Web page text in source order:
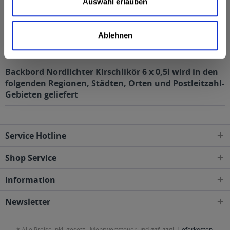
Ablehnen
Salz
0 g
Anmerkung: Sofern nicht anders angegeben, ist die
Bezugsgröße für die Nährwertangaben 100 ml
Backbord Nordlichter Kirschlikör 6 x 0,5l wird in den
folgenden Regionen, Städten, Orten und Postleitzahl-
Gebieten geliefert
Service Hotline
Shop Service
Information
Newsletter